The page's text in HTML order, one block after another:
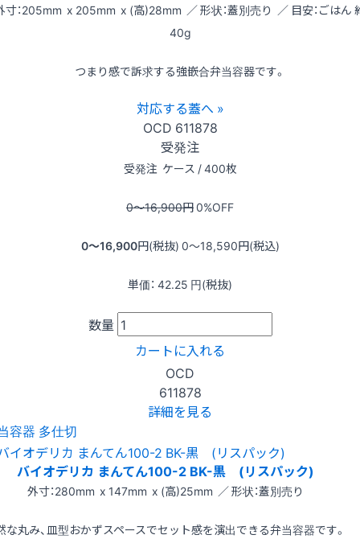
寸：205mm x 205mm x (高)28mm ／ 形状：蓋別売り ／ 目安：ごはん
40g
つまり感で訴求する強嵌合弁当容器です。
対応する蓋へ »
OCD 611878
受発注
受発注 ケース / 400枚
0〜16,900円0%OFF
0〜16,900円(税抜) 0〜18,590円(税込)
単価： 42.25 円(税抜)
数量
カートに入れる
OCD
611878
詳細を見る
容器 多仕切
バイオデリカ まんてん100-2 BK-黒 (リスパック)
外寸：280mm x 147mm x (高)25mm ／ 形状：蓋別売り
な丸み、皿型おかずスペースでセット感を演出できる弁当容器です。